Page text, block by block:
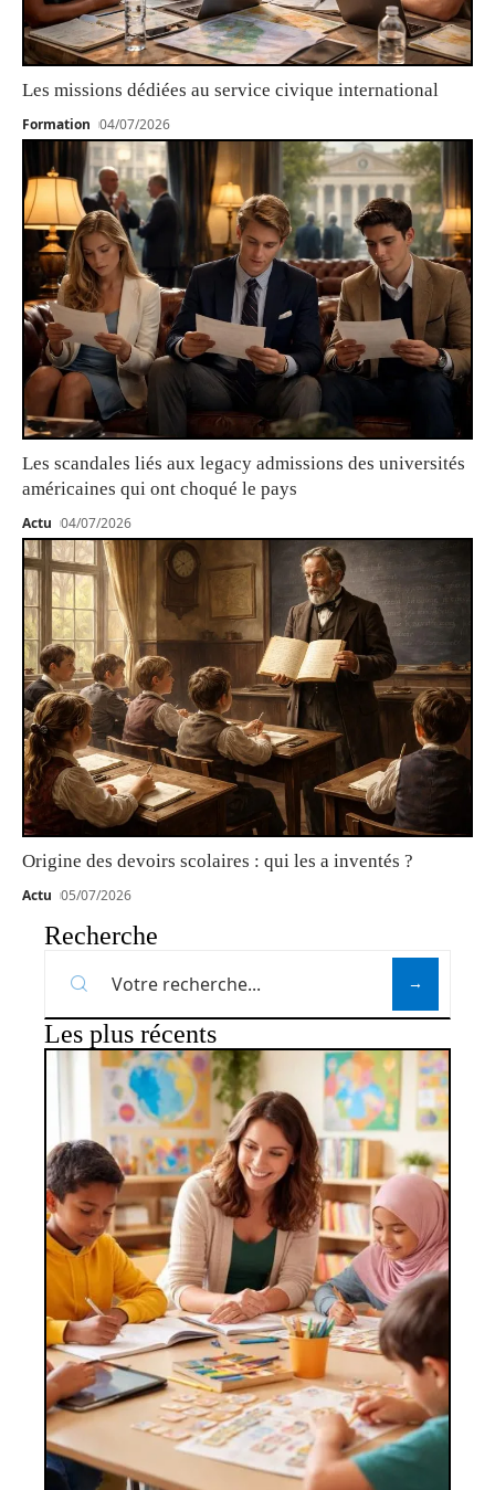
Les missions dédiées au service civique international
Formation 04/07/2026
Les scandales liés aux legacy admissions des universités
américaines qui ont choqué le pays
Actu 04/07/2026
Origine des devoirs scolaires : qui les a inventés ?
Actu 05/07/2026
Recherche
Les plus récents